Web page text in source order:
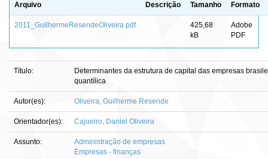
Arquivo Descrição Tamanho Formato
2011_GuilhermeResendeOliveira.pdf
425,68
kB
Adobe
PDF
Título:
Determinantes da estrutura de capital das empresas
quantílica
Autor(es): Oliveira, Guilherme Resende
Orientador(es): Cajueiro, Daniel Oliveira
Assunto:
Administração de empresas
Empresas - finanças